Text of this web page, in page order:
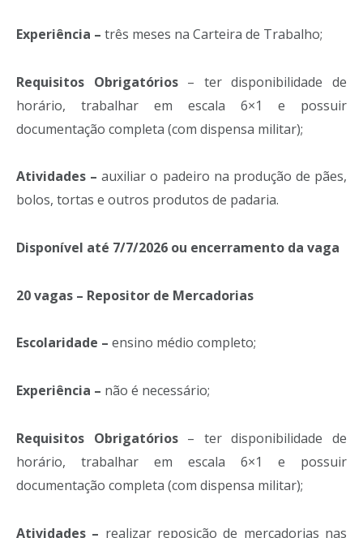
Experiência – três meses na Carteira de Trabalho;
Requisitos Obrigatórios – ter disponibilidade de
horário, trabalhar em escala 6×1 e possuir
documentação completa (com dispensa militar);
Atividades –auxiliar o padeiro na produção de pães,
bolos, tortas e outros produtos de padaria.
Disponível até 7/7/2026 ou encerramento da vaga
20 vagas – Repositor de Mercadorias
Escolaridade – ensino médio completo;
Experiência – não é necessário;
Requisitos Obrigatórios – ter disponibilidade de
horário, trabalhar em escala 6×1 e possuir
documentação completa (com dispensa militar);
Atividades – realizar reposição de mercadorias nas